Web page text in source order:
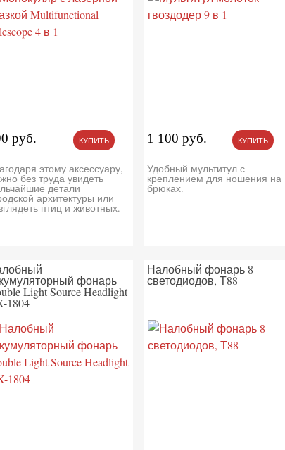
руб. КУПИТЬ
этому аксессуару,
без труда увидеть
детали
архитектуры или
птиц и животных.
1 100 руб. КУПИТЬ
Удобный мультитул с
креплением для ношения на
брюках.
фонарь
Light Source Headlight
1804
Налобный фонарь 8
светодиодов, Т88